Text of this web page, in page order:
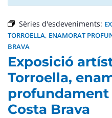
Sèries d'esdeveniments:
TORROELLA, ENAMORAT
BRAVA
Exposició
Torroella,
profundament
Costa Brava